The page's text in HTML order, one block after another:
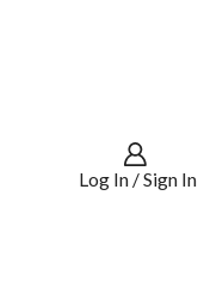
Log In / Sign In